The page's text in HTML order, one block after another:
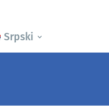
Srpski